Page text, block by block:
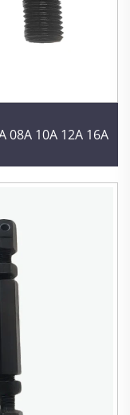
08A 10A 12A 16A